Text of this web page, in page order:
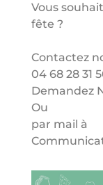
Vous
fête ?
Contactez
04 68 28 31
Demandez
Ou
par mail à